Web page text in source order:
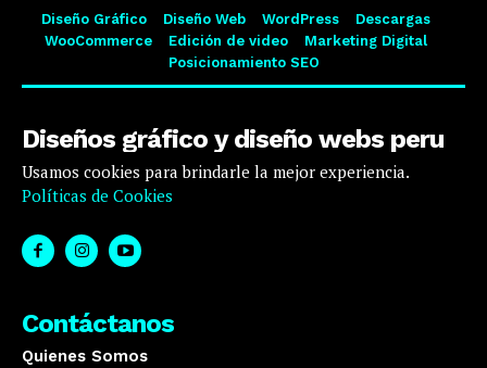
Diseño Gráfico Diseño Web WordPress
Descargas
WooCommerce
Edición de video
Marketing Digital
Posicionamiento SEO
Diseños gráfico y diseño webs peru
Usamos cookies para brindarle la mejor experiencia.
Políticas de Cookies
Contáctanos
Quienes Somos